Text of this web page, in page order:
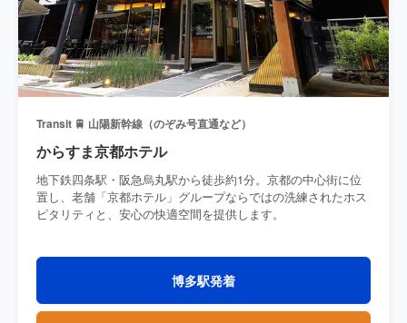
Transit 🚆 山陽新幹線（のぞみ号直通など）
からすま京都ホテル
地下鉄四条駅・阪急烏丸駅から徒歩約1分。京都の中心街に位
置し、老舗「京都ホテル」グループならではの洗練されたホス
ピタリティと、安心の快適空間を提供します。
博多駅発着